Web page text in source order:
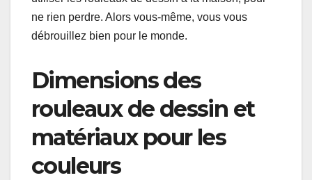
ne rien perdre. Alors vous-même, vous vous
débrouillez bien pour le monde.
Dimensions des
rouleaux de dessin et
matériaux pour les
couleurs